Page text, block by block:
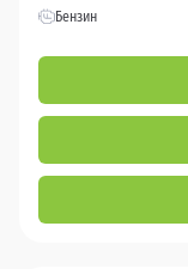
Бензин